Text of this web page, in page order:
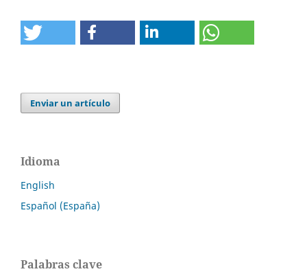
Enviar un artículo
Idioma
English
Español (España)
Palabras clave